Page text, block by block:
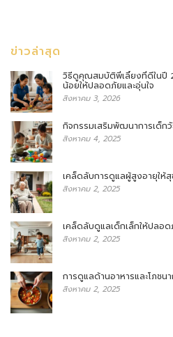
ข่าวล่าสุด
วิธีดูคุณสมบัติพี่เลี้ยงที่ดีในปี
น้อยให้ปลอดภัยและอุ่นใจ
สิงหาคม 3, 2026
กิจกรรมเสริมพัฒนาการเด็ก
สิงหาคม 4, 2025
เคล็ดลับการดูแลผู้สูงอายุให้
สิงหาคม 2, 2025
เคล็ดลับดูแลเด็กเล็กให้ปลอ
สิงหาคม 2, 2025
การดูแลด้านอาหารและโภชน
สิงหาคม 2, 2025